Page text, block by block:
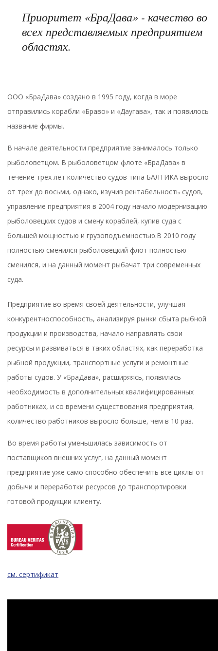
Приоритет «БраДава» - качество во
всех представляемых предприятием
областях.
ООО «БраДава» создано в 1995 году, когда в море
отправились корабли «Браво» и «Даугава», так и появилось
название фирмы.
В начале деятельности предприятие занималось только
рыболоветцом. В рыболоветцом флоте «БраДава» в
течение трех лет количество судов типа БАЛТИКА выросло
от трех до восьми, однако, изучив рентабельность судов,
управление предприятия в 2004 году начало модернизацию
рыболовецких судов и смену кораблей, купив суда с
большей мощностью и грузоподъемностью.В 2010 году
полностью сменился рыболовецкий флот полностью
сменился, и на данный момент рыбачат три современных
суда.
Предприятие во время своей деятельности, улучшая
конкурентноспособность, анализируя рынки сбыта рыбной
продукции и производства, начало направлять свои
ресурсы и развиваться в таких областях, как переработка
рыбной продукции, транспортные услуги и ремонтные
работы судов. У «БраДава», расширяясь, появилась
необходимость в дополнительных квалифицированных
работниках, и со времени существования предприятия,
количество работников выросло больше, чем в 10 раз.
Во время работы уменьшилась зависимость от
поставщиков внешних услуг, на данный момент
предприятие уже само способно обеспечить все циклы от
добычи и переработки ресурсов до транспортировки
готовой продукции клиенту.
см. сертификат